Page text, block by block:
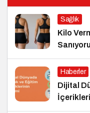
Sağlık
Kilo
Haberler
Dijital